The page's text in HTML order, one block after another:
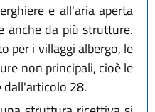
e all'aria aperta
anche da più strutture.
per i villaggi albergo, le
non principali, cioè le
28.